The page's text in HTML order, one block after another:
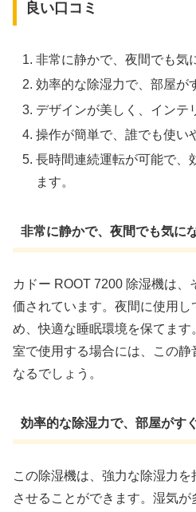
良い口コミ
非常に静かで、夜間でも気
効率的な除湿力で、部屋が
デザインが美しく、インテ
操作が簡単で、誰でも使い
長時間連続運転が可能で、
ます。
非常に静かで、夜間でも気に
カドー ROOT 7200 除湿機は
価されています。夜間に使用し
め、快適な睡眠環境を保てま
室で使用する場合には、この静
なるでしょう。
効率的な除湿力で、部屋がす
この除湿機は、強力な除湿力
させることができます。湿気